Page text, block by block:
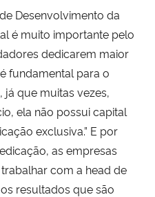
Desenvolvimento da
é muito importante pelo
dedicarem maior
fundamental para o
que muitas vezes,
ela não possui capital
exclusiva.” E por
as empresas
com a head de
resultados que são